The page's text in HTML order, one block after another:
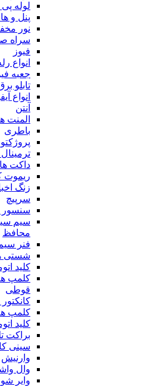
لوله
پنل و
نور
سراه
فیوز
انواع
جعبه
تابلو
انواع
آنتن
المنت
باطری
ترمینال
داکت ها
ریموت
زنگ
سرپیچ
سنسور
سیم
محافظ
فنر
شستی
کلید
کلمپ
قوطی
کانکتور
کلمپ
کلید
براکت
سینی
وارنیش
وال
وایر